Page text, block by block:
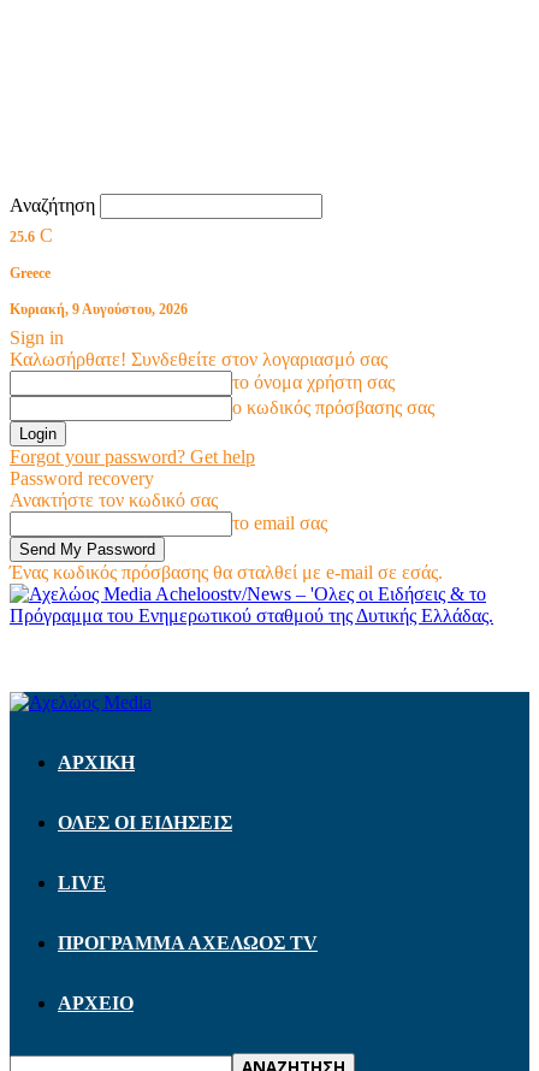
Αναζήτηση
25.6 C
Greece
Κυριακή, 9 Αυγούστου, 2026
Sign in
Καλωσήρθατε! Συνδεθείτε στον λογαριασμό σας
το όνομα χρήστη σας
ο κωδικός πρόσβασης σας
Forgot your password? Get help
Password recovery
Ανακτήστε τον κωδικό σας
το email σας
Ένας κωδικός πρόσβασης θα σταλθεί με e-mail σε εσάς.
Acheloostv/News – 'Ολες οι Ειδήσεις & το
Πρόγραμμα του Ενημερωτικού σταθμού της Δυτικής Ελλάδας.
ΑΡΧΙΚΗ
ΟΛΕΣ ΟΙ ΕΙΔΗΣΕΙΣ
LIVE
ΠΡΟΓΡΑΜΜΑ ΑΧΕΛΩΟΣ TV
ΑΡΧΕΙΟ